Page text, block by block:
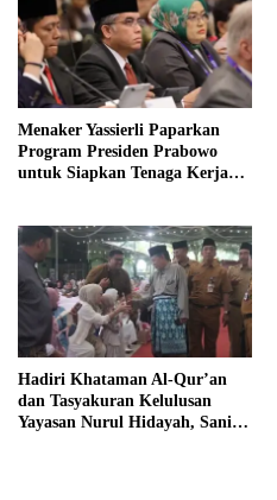
Menaker Yassierli Paparkan
Program Presiden Prabowo
untuk Siapkan Tenaga Kerja
Hadiri Khataman Al-Qur’an
dan Tasyakuran Kelulusan
Yayasan Nurul Hidayah, Sani